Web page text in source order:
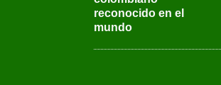
reconocido en el
mundo